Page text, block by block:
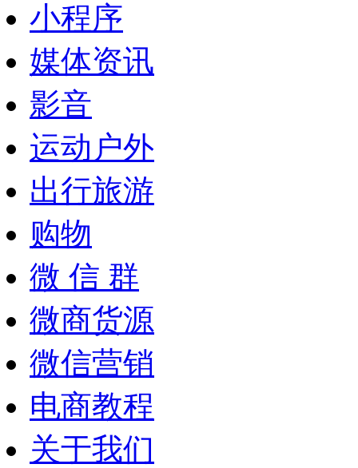
小程序
媒体资讯
影音
运动户外
出行旅游
购物
微 信 群
微商货源
微信营销
电商教程
关于我们